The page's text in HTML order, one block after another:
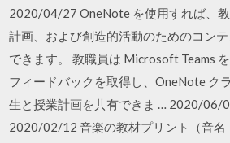
2020/04/27 OneNote を使用すれば、
計画、および創造的活動のためのコン
できます。 教職員は Microsoft Teams
フィードバックを取得し、OneNote ク
生と授業計画を共有できま … 2020/06/
2020/02/12 音楽の教材プリント（音名